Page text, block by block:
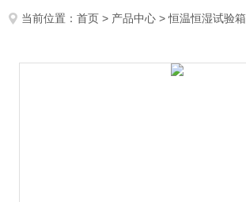
当前位置：首页 > 产品中心 >恒温恒湿试验箱